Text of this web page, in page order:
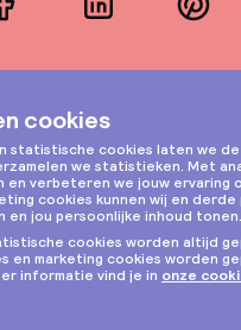
FacebookLinkedIn
Instagram